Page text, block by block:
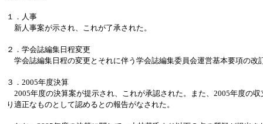
１．人事
新人事案が示され、これが了承された。
２．学会誌編集日程変更
学会誌編集日程の変更とそれに伴う学会誌編集委員会運営基本要項の改
３．2005年度決算
2005年度の決算案が提示され、これが承認された。また、2005年度の
り適正なものとして認めるとの報告がなされた。